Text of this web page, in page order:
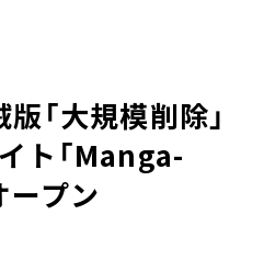
「大規模削除」
ト「Manga-
プン